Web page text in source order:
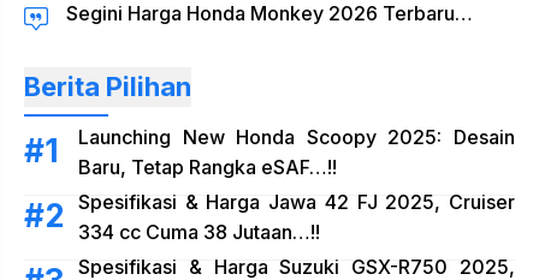
Segini Harga Honda Monkey 2026 Terbaru…
Berita Pilihan
Launching New Honda Scoopy 2025: Desain
Baru, Tetap Rangka eSAF…!!
Spesifikasi & Harga Jawa 42 FJ 2025, Cruiser
334 cc Cuma 38 Jutaan…!!
Spesifikasi & Harga Suzuki GSX-R750 2025,